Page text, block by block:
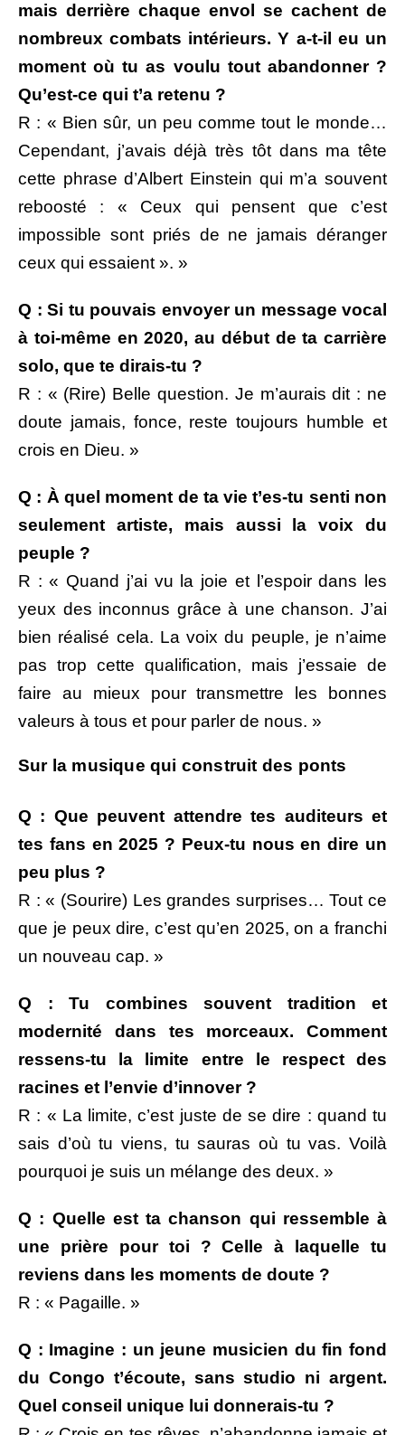
mais derrière chaque envol se cachent de
nombreux combats intérieurs. Y a-t-il eu un
moment où tu as voulu tout abandonner ?
Qu’est-ce qui t’a retenu ?
R : « Bien sûr, un peu comme tout le monde…
Cependant, j’avais déjà très tôt dans ma tête
cette phrase d’Albert Einstein qui m’a souvent
reboosté : « Ceux qui pensent que c’est
impossible sont priés de ne jamais déranger
ceux qui essaient ». »
Q : Si tu pouvais envoyer un message vocal
à toi-même en 2020, au début de ta carrière
solo, que te dirais-tu ?
R : « (Rire) Belle question. Je m’aurais dit : ne
doute jamais, fonce, reste toujours humble et
crois en Dieu. »
Q : À quel moment de ta vie t’es-tu senti non
seulement artiste, mais aussi la voix du
peuple ?
R : « Quand j’ai vu la joie et l’espoir dans les
yeux des inconnus grâce à une chanson. J’ai
bien réalisé cela. La voix du peuple, je n’aime
pas trop cette qualification, mais j’essaie de
faire au mieux pour transmettre les bonnes
valeurs à tous et pour parler de nous. »
Sur la musique qui construit des ponts
Q : Que peuvent attendre tes auditeurs et
tes fans en 2025 ? Peux-tu nous en dire un
peu plus ?
R : « (Sourire) Les grandes surprises… Tout ce
que je peux dire, c’est qu’en 2025, on a franchi
un nouveau cap. »
Q : Tu combines souvent tradition et
modernité dans tes morceaux. Comment
ressens-tu la limite entre le respect des
racines et l’envie d’innover ?
R : « La limite, c’est juste de se dire : quand tu
sais d’où tu viens, tu sauras où tu vas. Voilà
pourquoi je suis un mélange des deux. »
Q : Quelle est ta chanson qui ressemble à
une prière pour toi ? Celle à laquelle tu
reviens dans les moments de doute ?
R : « Pagaille. »
Q : Imagine : un jeune musicien du fin fond
du Congo t’écoute, sans studio ni argent.
Quel conseil unique lui donnerais-tu ?